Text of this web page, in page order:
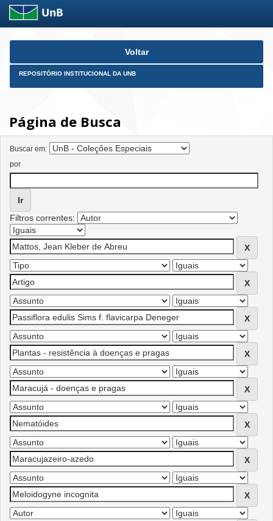
Skip
Voltar
REPOSITÓRIO INSTITUCIONAL DA UNB
Página de Busca
Buscar em:
por
Filtros correntes: